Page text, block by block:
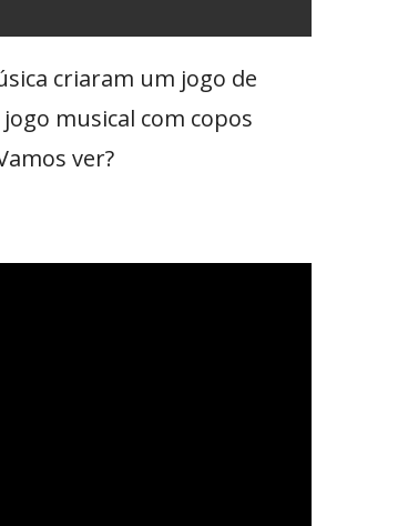
criaram um jogo de
musical com copos
ver?